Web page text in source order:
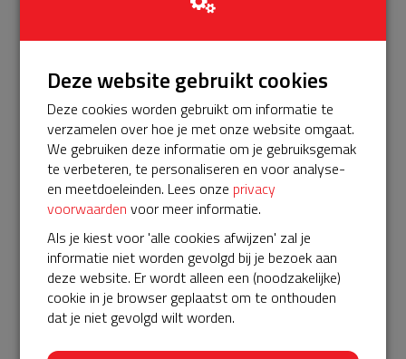
Deze website gebruikt cookies
Deze cookies worden gebruikt om informatie te
verzamelen over hoe je met onze website omgaat.
We gebruiken deze informatie om je gebruiksgemak
te verbeteren, te personaliseren en voor analyse-
en meetdoeleinden. Lees onze privacy
voorwaarden voor meer informatie.
Als je kiest voor 'alle cookies afwijzen' zal je
informatie niet worden gevolgd bij je bezoek aan
deze website. Er wordt alleen een (noodzakelijke)
cookie in je browser geplaatst om te onthouden
dat je niet gevolgd wilt worden.